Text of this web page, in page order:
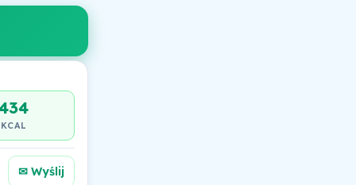
KCAL
✉ Wyślij